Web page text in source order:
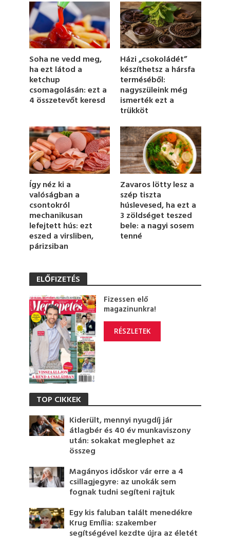
o
n
d
s
o
f
m
i
n
u
t
e
3
s
e
c
o
n
s
Soha ne vedd meg,
ha ezt látod a
ketchup
csomagolásán: ezt a
4 összetevőt keresd
Házi „csokoládét”
készíthetsz a hársfa
terméséből:
nagyszüleink még
ismerték ezt a
trükköt
Így néz ki a
valóságban a
csontokról
mechanikusan
lefejtett hús: ezt
eszed a virsliben,
párizsiban
Zavaros lötty lesz a
szép tiszta
húslevesed, ha ezt a
3 zöldséget teszed
bele: a nagyi sosem
tenné
ELŐFIZETÉS
Fizessen elő
magazinunkra!
RÉSZLETEK
TOP CIKKEK
Kiderült, mennyi nyugdíj jár
átlagbér és 40 év munkaviszony
után: sokakat meglephet az
összeg
Magányos időskor vár erre a 4
csillagjegyre: az unokák sem
fognak tudni segíteni rajtuk
Egy kis faluban talált menedékre
Krug Emília: szakember
segítségével kezdte újra az életét